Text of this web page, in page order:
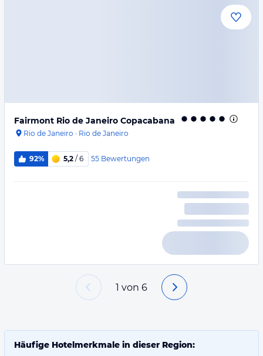
Fairmont Rio de Janeiro Copacabana
Rio de Janeiro · Rio de Janeiro
92% 5,2 / 6 55 Bewertungen
1 von 6
Häufige Hotelmerkmale in dieser Region: